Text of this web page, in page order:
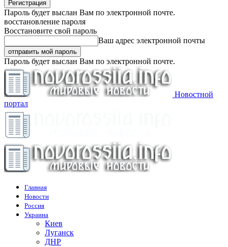
Пароль будет выслан Вам по электронной почте.
восстановление пароля
Восстановите свой пароль
Ваш адрес электронной почты
Пароль будет выслан Вам по электронной почте.
Новостной
портал
Главная
Новости
Россия
Украина
Киев
Луганск
ДНР